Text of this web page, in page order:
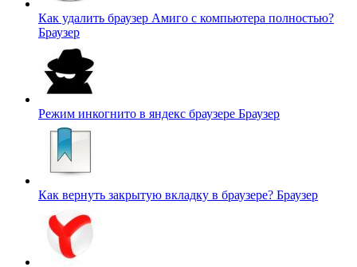
Как удалить браузер Амиго с компьютера полностью?
Браузер
Режим инкогнито в яндекс браузере Браузер
Как вернуть закрытую вкладку в браузере? Браузер